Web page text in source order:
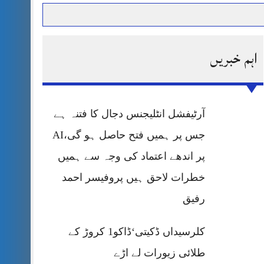
پر قربان
اہم خبریں
آرٹیفشل انٹلیجنس دجال کا فتنہ ہے
جس پر ہمیں فتح حاصل ہو گی،AI
پر اندھے اعتماد کی وجہ سے ہمیں
خطرات لاحق ہیں پروفیسر احمد
رفیق
کلرسیداں ڈکیتی‘ڈاکو1 کروڑ کے
طلائی زیورات لے اڑے